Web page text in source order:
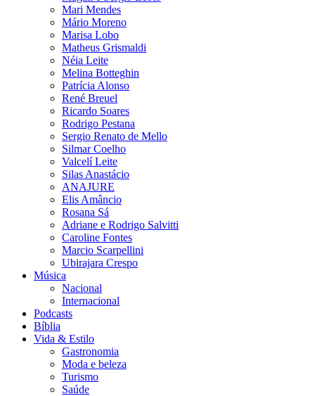
Mari Mendes
Mário Moreno
Marisa Lobo
Matheus Grismaldi
Néia Leite
Melina Botteghin
Patrícia Alonso
René Breuel
Ricardo Soares
Rodrigo Pestana
Sergio Renato de Mello
Silmar Coelho
Valcelí Leite
Silas Anastácio
ANAJURE
Elis Amâncio
Rosana Sá
Adriane e Rodrigo Salvitti
Caroline Fontes
Marcio Scarpellini
Ubirajara Crespo
Música
Nacional
Internacional
Podcasts
Bíblia
Vida & Estilo
Gastronomia
Moda e beleza
Turismo
Saúde